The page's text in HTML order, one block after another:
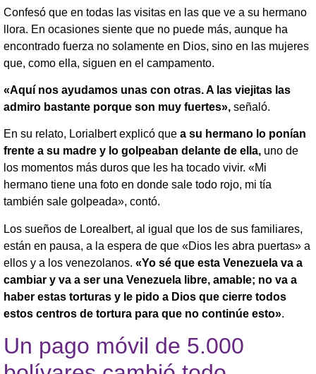
Confesó que en todas las visitas en las que ve a su hermano
llora. En ocasiones siente que no puede más, aunque ha
encontrado fuerza no solamente en Dios, sino en las mujeres
que, como ella, siguen en el campamento.
«Aquí nos ayudamos unas con otras. A las viejitas las
admiro bastante porque son muy fuertes», señaló.
En su relato, Lorialbert explicó que a su hermano lo ponían
frente a su madre y lo golpeaban delante de ella, uno de
los momentos más duros que les ha tocado vivir. «Mi
hermano tiene una foto en donde sale todo rojo, mi tía
también sale golpeada», contó.
Los sueños de Lorealbert, al igual que los de sus familiares,
están en pausa, a la espera de que «Dios les abra puertas» a
ellos y a los venezolanos. «Yo sé que esta Venezuela va a
cambiar y va a ser una Venezuela libre, amable; no va a
haber estas torturas y le pido a Dios que cierre todos
estos centros de tortura para que no continúe esto».
Un pago móvil de 5.000